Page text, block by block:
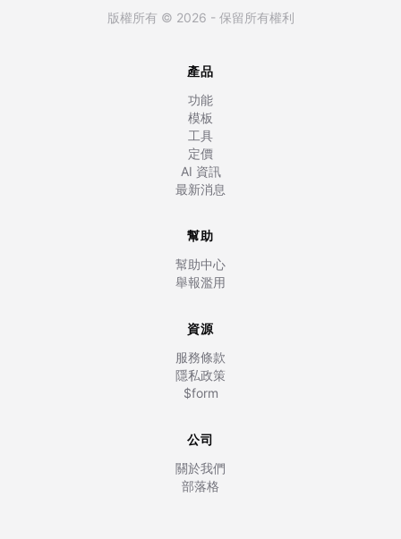
版權所有 © 2026 - 保留所有權利
產品
功能
模板
工具
定價
AI 資訊
最新消息
幫助
幫助中心
舉報濫用
資源
服務條款
隱私政策
$form
公司
關於我們
部落格